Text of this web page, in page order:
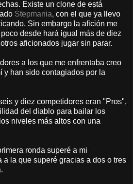
Existe un clone de está
Stepmania, con el que ya llevo
Sin embargo la afición me
desde hará igual más de diez
aficionados jugar sin parar.
a los que me enfrentaba creo
y han sido contagiados por la
y diez competidores eran "Pros",
del diablo para bailar los
niveles más altos con una
ronda superé a mi
a la que superé gracias a dos o tres